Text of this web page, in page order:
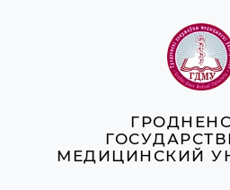
МЕДИЦИНСКИЙ